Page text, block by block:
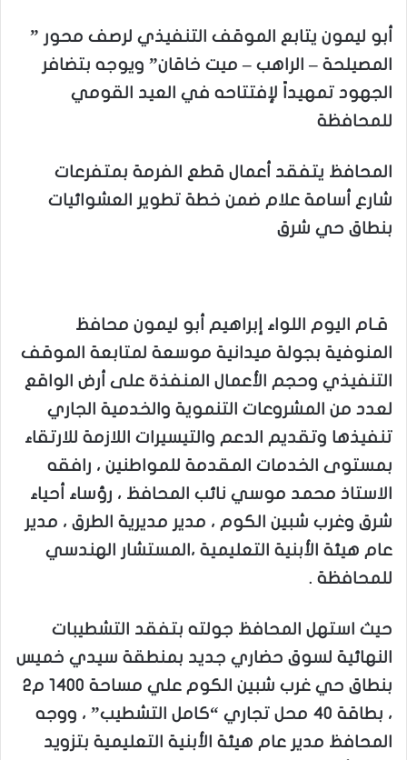
أبو ليمون يتابع الموقف التنفيذي لرصف محور ”
المصيلحة – الراهب – ميت خاقان” ويوجه بتضافر
الجهود تمهيداً لإفتتاحه في العيد القومي
للمحافظة
المحافظ يتفقد أعمال قطع الفرمة بمتفرعات
شارع أسامة علام ضمن خطة تطوير العشوائيات
بنطاق حي شرق
قـام اليوم اللواء إبراهيم أبو ليمون محافظ
المنوفية بجولة ميدانية موسعة لمتابعة الموقف
التنفيذي وحجم الأعمال المنفذة على أرض الواقع
لعدد من المشروعات التنموية والخدمية الجاري
تنفيذها وتقديم الدعم والتيسيرات اللازمة للارتقاء
بمستوى الخدمات المقدمة للمواطنين ، رافقه
الاستاذ محمد موسي نائب المحافظ ، رؤساء أحياء
شرق وغرب شبين الكوم ، مدير مديرية الطرق ، مدير
عام هيئة الأبنية التعليمية ،المستشار الهندسي
للمحافظة .
حيث استهل المحافظ جولته بتفقد التشطيبات
النهائية لسوق حضاري جديد بمنطقة سيدي خميس
بنطاق حي غرب شبين الكوم علي مساحة 1400 م2
، بطاقة 40 محل تجاري “كامل التشطيب” ، ووجه
المحافظ مدير عام هيئة الأبنية التعليمية بتزويد